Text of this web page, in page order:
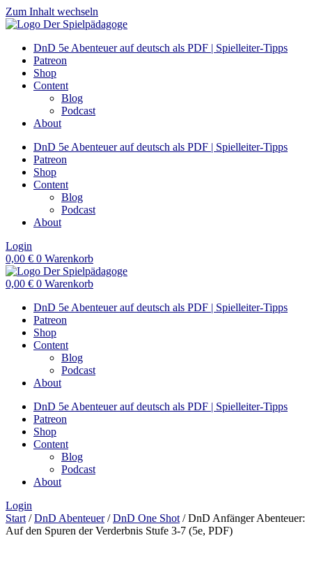
Zum Inhalt wechseln
DnD 5e Abenteuer auf deutsch als PDF | Spielleiter-Tipps
Patreon
Shop
Content
Blog
Podcast
About
DnD 5e Abenteuer auf deutsch als PDF | Spielleiter-Tipps
Patreon
Shop
Content
Blog
Podcast
About
Login
0,00 € 0 Warenkorb
0,00 € 0 Warenkorb
DnD 5e Abenteuer auf deutsch als PDF | Spielleiter-Tipps
Patreon
Shop
Content
Blog
Podcast
About
DnD 5e Abenteuer auf deutsch als PDF | Spielleiter-Tipps
Patreon
Shop
Content
Blog
Podcast
About
Login
Start /DnD Abenteuer/DnD One Shot / DnD Anfänger Abenteuer:
Auf den Spuren der Verderbnis Stufe 3-7 (5e, PDF)